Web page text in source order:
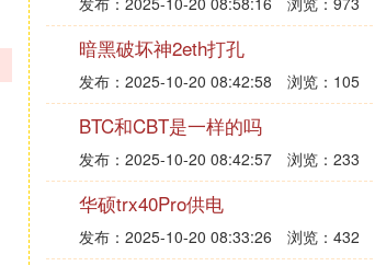
暗黑破坏神2eth打孔
发布：2025-10-20 08:42:58 浏览：105
BTC和CBT是一样的吗
发布：2025-10-20 08:42:57 浏览：233
华硕trx40Pro供电
发布：2025-10-20 08:33:26 浏览：432